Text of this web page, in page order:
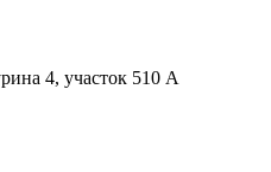
4, участок 510 А